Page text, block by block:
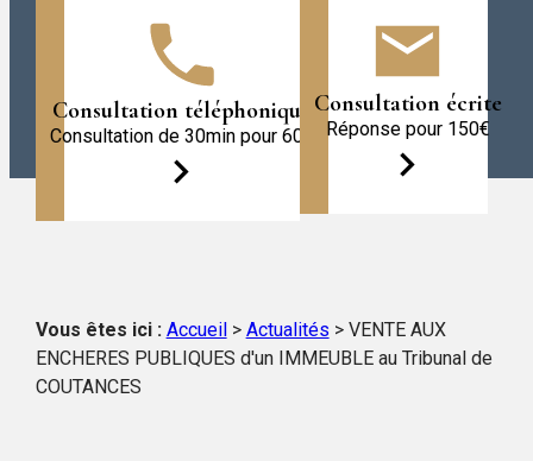
Consultation téléphonique
Consultation de 30min pour 60€
Consultation écrite
Réponse pour 150€
Vous êtes ici : Accueil> Actualités > VENTE AUX
ENCHERES PUBLIQUES d'un IMMEUBLE au Tribunal de
COUTANCES